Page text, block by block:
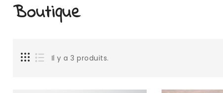
Boutique
Il y a 3 produits.